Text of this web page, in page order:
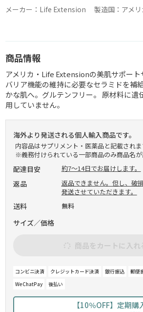
メーカー：Life Extension 製造国：アメ
商品情報
アメリカ・Life Extensionの美肌サポート
バリア機能の維持に必要なセラミドを補
かな肌へ。グルテンフリー。 原材料に遺
用していません。
海外より発送される個人輸入商品です。
内容品はサプリメント・医薬品と記載されま
※義務付けられている一部商品のみ商品名が
配達目安 約7～14日でお届けします。
返品
返品できません。但し、破
発送させていただきます。
送料 無料
サイズ／価格
商品をカートに入れ
コンビニ決済 クレジットカード決済 銀行振込 郵便
WeChatPay
後払い
【10％OFF】定期購